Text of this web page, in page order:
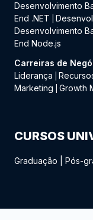
Desenvolvimento
End .NET
Desenvolvimento
End Node.js
Carreiras de
Liderança
Marketing
Growth
CURSOS
Graduação Pós-